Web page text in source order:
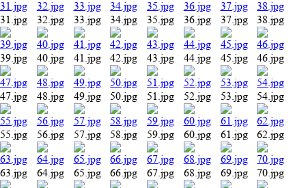
31.jpg 32.jpg 33.jpg 34.jpg 35.jpg 36.jpg 37.jpg 38.jpg
39.jpg 40.jpg 41.jpg 42.jpg 43.jpg 44.jpg 45.jpg 46.jpg
47.jpg 48.jpg 49.jpg 50.jpg 51.jpg 52.jpg 53.jpg 54.jpg
55.jpg 56.jpg 57.jpg 58.jpg 59.jpg 60.jpg 61.jpg 62.jpg
63.jpg 64.jpg 65.jpg 66.jpg 67.jpg 68.jpg 69.jpg 70.jpg